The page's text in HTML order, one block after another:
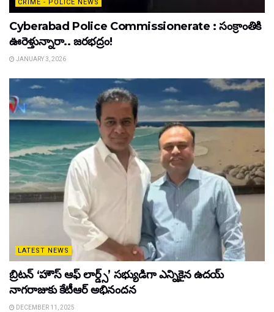
CRIME - POLICE NEWS
Cyberabad Police Commissionerate : సంక్రాంతికి
ఊరెళ్తున్నారా.. జరభద్రం!
JANUARY 3, 2026
LATEST NEWS
బ్రిటన్ ‘హౌస్ ఆఫ్ లార్డ్స్’ సభ్యుడిగా ఎన్నికైన ఉదయ్
నాగరాజుకు కేటీఆర్ అభినందన
DECEMBER 11, 2025